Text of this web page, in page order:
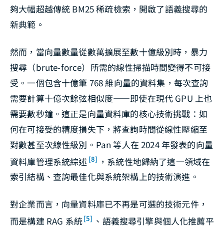
夠大幅超越傳統 BM25 稀疏檢索，開啟了語義搜尋的
新典範。
然而，當向量數量從數萬擴展至數十億級別時，暴力
搜尋（brute-force）所需的線性掃描時間變得不可接
受。一個包含十億筆 768 維向量的資料集，每次查詢
需要計算十億次餘弦相似度——即使在現代 GPU 上也
需要數秒鐘。這正是向量資料庫的核心技術挑戰：如
何在可接受的精度損失下，將查詢時間從線性壓縮至
對數甚至次線性級別。Pan 等人在 2024 年發表的向量
資料庫管理系統綜述 [8] ，系統性地歸納了這一領域在
索引結構、查詢最佳化與系統架構上的技術演進。
對企業而言，向量資料庫已不再是可選的技術元件，
而是構建 RAG 系統[5] 、語義搜尋引擎與個人化推薦平